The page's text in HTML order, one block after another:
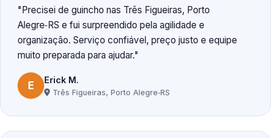
Precisei de guincho nas Três Figueiras, Porto
Alegre‑RS e fui surpreendido pela agilidade e
organização. Serviço confiável, preço justo e equipe
muito preparada para ajudar.
E Erick M.
Três Figueiras, Porto Alegre‑RS